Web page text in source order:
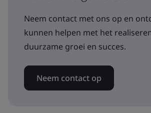
Neem contact met ons op en
kunnen helpen met het
duurzame groei en succes.
Neem contact op